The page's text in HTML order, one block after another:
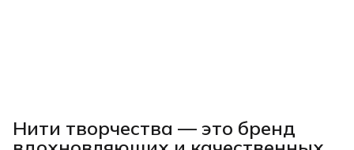
Нити творчества — это бренд